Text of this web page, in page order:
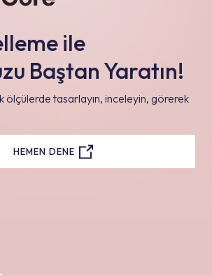
ile
Baştan Yaratın!
ölçülerde tasarlayın, inceleyin, görerek
HEMEN DENE